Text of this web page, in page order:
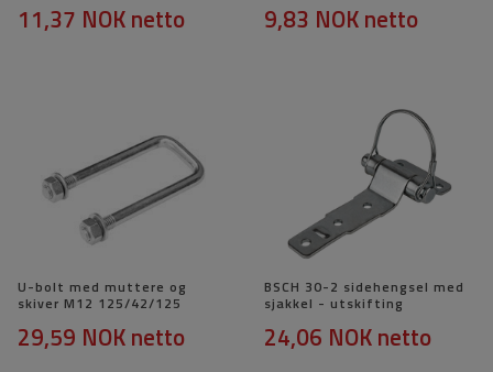
11,37 NOKnetto 9,83 NOKnetto
U-bolt med muttere og
skiver M12 125/42/125
29,59 NOKnetto
BSCH 30-2 sidehengsel med
sjakkel - utskifting
24,06 NOKnetto